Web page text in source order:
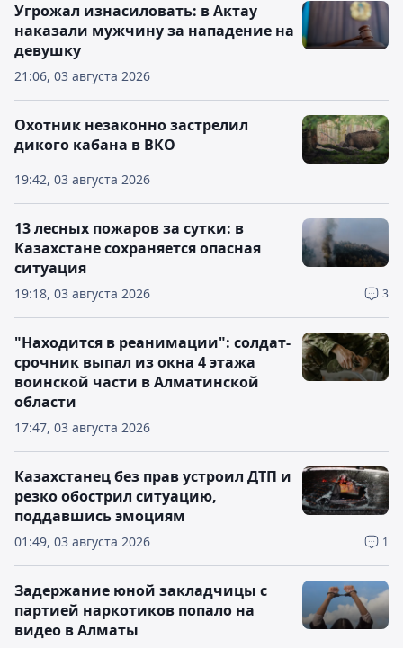
21:06, 03 августа 2026
Угрожал изнасиловать: в Актау
наказали мужчину за нападение на
девушку
19:42, 03 августа 2026
Охотник незаконно застрелил
дикого кабана в ВКО
19:18, 03 августа 2026 3
13 лесных пожаров за сутки: в
Казахстане сохраняется опасная
ситуация
17:47, 03 августа 2026
"Находится в реанимации": солдат-
срочник выпал из окна 4 этажа
воинской части в Алматинской
области
01:49, 03 августа 2026 1
Казахстанец без прав устроил ДТП и
резко обострил ситуацию,
поддавшись эмоциям
Задержание юной закладчицы с
партией наркотиков попало на
видео в Алматы